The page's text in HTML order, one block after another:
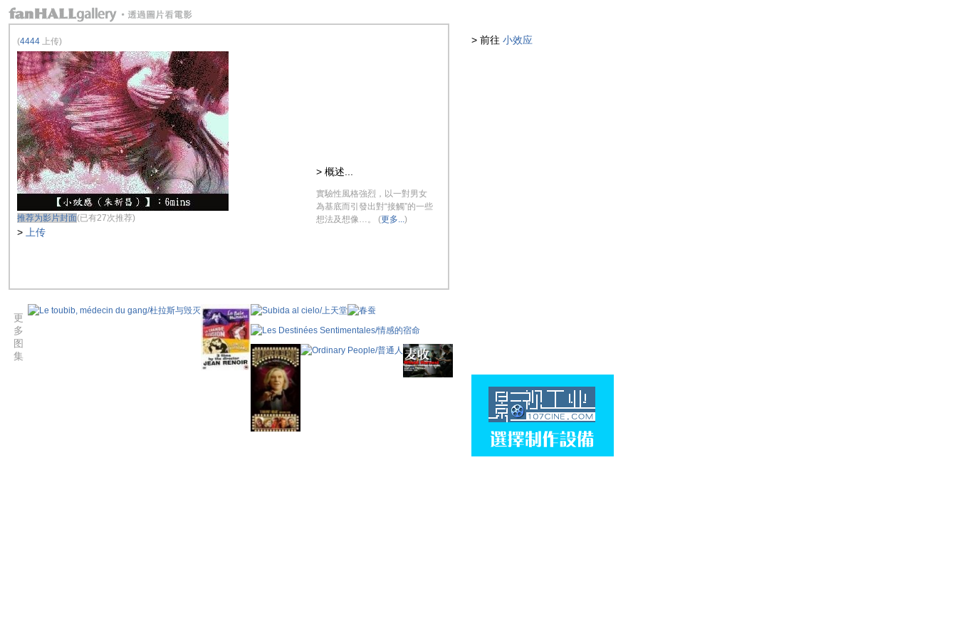
> 前往 小效应
> 概述...
實驗性風格強烈，以一對男女
為基底而引發出對“接觸”的一些
想法及想像…。 (更多...)
(4444 上传)
推荐为影片封面(已有27次推荐)
> 上传
更
多
图
集